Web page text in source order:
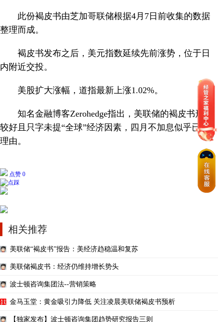
此份褐皮书由芝加哥联储根据4月7日前收集的数据
整理而成。
褐皮书发布之后，美元指数延续先前涨势，位于日
内附近交投。
美股扩大涨幅，道指最新上涨1.02%。
知名金融博客Zerohedge指出，美联储的褐皮书形势
较好且只字未提“全球”经济因素，四月不加息似乎已无
理由。
点赞 0
相关推荐
美联储“褐皮书”报告：美经济趋稳温和复苏
美联储褐皮书：经济仍维持增长势头
波士顿咨询集团法--营销策略
金马玉堂：黄金吸引力降低 关注凌晨美联储褐皮书预析
【独家发布】波士顿咨询集团趋势研究报告三则